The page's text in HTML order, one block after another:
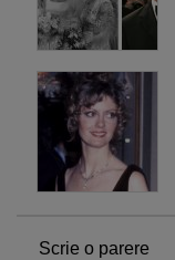
Scrie o parere